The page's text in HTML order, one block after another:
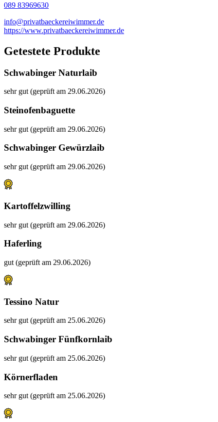
089 83969630
info@privatbaeckereiwimmer.de
https://www.privatbaeckereiwimmer.de
Getestete Produkte
Schwabinger Naturlaib
sehr gut (geprüft am 29.06.2026)
Steinofenbaguette
sehr gut (geprüft am 29.06.2026)
Schwabinger Gewürzlaib
sehr gut (geprüft am 29.06.2026)
Kartoffelzwilling
sehr gut (geprüft am 29.06.2026)
Haferling
gut (geprüft am 29.06.2026)
Tessino Natur
sehr gut (geprüft am 25.06.2026)
Schwabinger Fünfkornlaib
sehr gut (geprüft am 25.06.2026)
Körnerfladen
sehr gut (geprüft am 25.06.2026)